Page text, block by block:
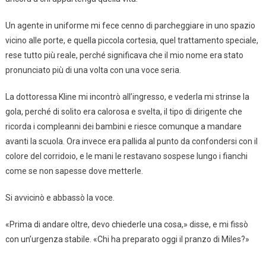
Un agente in uniforme mi fece cenno di parcheggiare in uno spazio
vicino alle porte, e quella piccola cortesia, quel trattamento speciale,
rese tutto più reale, perché significava che il mio nome era stato
pronunciato più di una volta con una voce seria.
La dottoressa Kline mi incontrò all’ingresso, e vederla mi strinse la
gola, perché di solito era calorosa e svelta, il tipo di dirigente che
ricorda i compleanni dei bambini e riesce comunque a mandare
avanti la scuola. Ora invece era pallida al punto da confondersi con il
colore del corridoio, e le mani le restavano sospese lungo i fianchi
come se non sapesse dove metterle.
Si avvicinò e abbassò la voce.
«Prima di andare oltre, devo chiederle una cosa,» disse, e mi fissò
con un’urgenza stabile. «Chi ha preparato oggi il pranzo di Miles?»